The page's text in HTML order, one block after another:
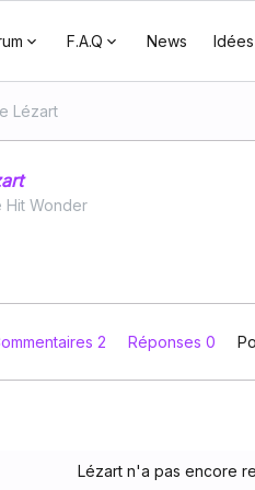
F.A.Q News Idées
Lézart
Hit Wonder
2 Réponses 0
Lézart n'a pas encore